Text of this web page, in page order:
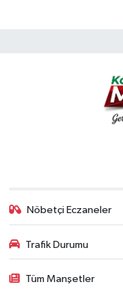
Nöbetçi Eczaneler
Trafik Durumu
Tüm Manşetler